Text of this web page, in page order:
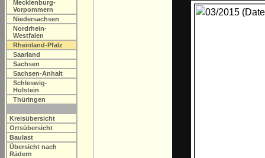
Mecklenburg-
Vorpommern
Niedersachsen
Nordrhein-
Westfalen
Rheinland-Pfalz
Saarland
Sachsen
Sachsen-Anhalt
Schleswig-
Holstein
Thüringen
Kreisübersicht
Ortsübersicht
Baulast
Übersicht nach
Rädern